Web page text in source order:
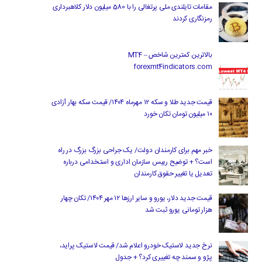
مقامات تایلندی ملی پرتغالی را با 580 میلیون دلار کلاهبرداری
رمزنگاری کردند
بالاترین کمترین شاخص MT4 –
forexmt4indicators.com
قیمت جدید طلا و سکه ۱۲ مهرماه ۱۴۰۴/ قیمت سکه بهار آزادی
۱۰ میلیون تومان تکان خورد
خبر مهم برای کارمندان دولت/ یک جراحی بزرگ بزرگ در راه
است؟ + توضیح رییس سازمان اداری و استخدامی درباره
تعدیل یا تغییر حقوق کارمندان
قیمت جدید دلار، یورو و سایر ارزها ۱۲ مهر ۱۴۰۴/ تکان چهار
هزار تومانی یورو ثبت شد
نرخ جدید لاستیک خودرو اعلام شد/ قیمت لاستیک پراید،
پژو و سمند چه تغییری کرد؟ + جدول